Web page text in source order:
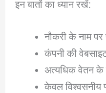
इन बातों का ध्यान रखें:
नौकरी के नाम
कंपनी की
अत्यधिक वेतन के
केवल विश्वसनीय